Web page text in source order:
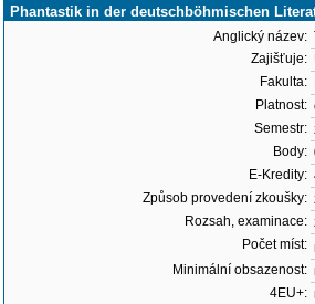
Phantastik in der deutschböhmischen
Anglický název:
Zajišťuje:
Fakulta:
Platnost:
Semestr:
Body:
E-Kredity:
Způsob provedení zkoušky:
Rozsah, examinace:
Počet míst:
Minimální obsazenost:
4EU+: